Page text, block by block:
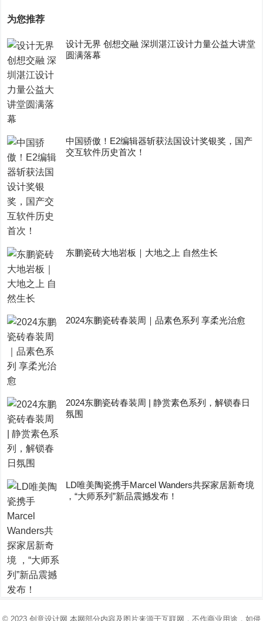
为您推荐
设计无界 创想交融 深圳湛江设计力量公益大讲堂
圆满落幕
中国骄傲！E2编辑器斩获法国设计奖银奖，国产
交互软件历史首次！
东鹏瓷砖大地岩板｜大地之上 自然生长
2024东鹏瓷砖春装周｜品素色系列 享柔光治愈
2024东鹏瓷砖春装周 | 静赏素色系列，解锁春日
氛围
LD唯美陶瓷携手Marcel Wanders共探家居新奇境
，“大师系列”新品震撼发布！
© 2023 创意设计网 本网部分内容及图片来源于互联网，不作商业用途，如侵